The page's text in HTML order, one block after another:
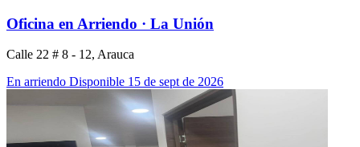
Oficina en Arriendo · La Unión
Calle 22 # 8 - 12, Arauca
En arriendo Disponible 15 de sept de 2026